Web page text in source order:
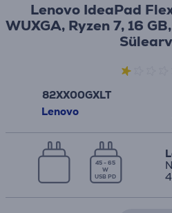
Lenovo IdeaPad
WUXGA, Ryzen 7, 16
82XX00GXLT
Lenovo
45 - 65
W
USB PD